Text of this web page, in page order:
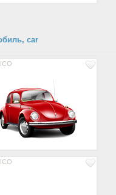
car
ICO
ICO